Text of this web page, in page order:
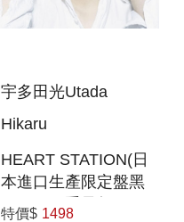
宇多田光Utada
Hikaru
HEART STATION(日
本進口生產限定盤黑
LP(180G重量盤))
特價$ 1498